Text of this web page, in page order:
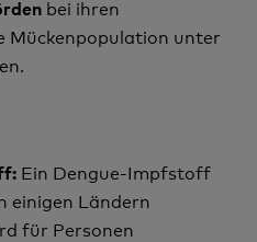
bei ihren
Mückenpopulation unter
Ein Dengue-Impfstoff
einigen Ländern
für Personen